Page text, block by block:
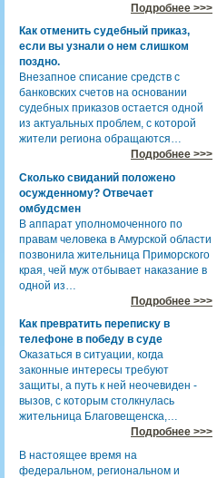
Подробнее >>>
Как отменить судебный приказ,
если вы узнали о нем слишком
поздно.
Внезапное списание средств с
банковских счетов на основании
судебных приказов остается одной
из актуальных проблем, с которой
жители региона обращаются…
Подробнее >>>
Сколько свиданий положено
осужденному? Отвечает
омбудсмен
В аппарат уполномоченного по
правам человека в Амурской области
позвонила жительница Приморского
края, чей муж отбывает наказание в
одной из…
Подробнее >>>
Как превратить переписку в
телефоне в победу в суде
Оказаться в ситуации, когда
законные интересы требуют
защиты, а путь к ней неочевиден -
вызов, с которым столкнулась
жительница Благовещенска,…
Подробнее >>>
В настоящее время на
федеральном, региональном и